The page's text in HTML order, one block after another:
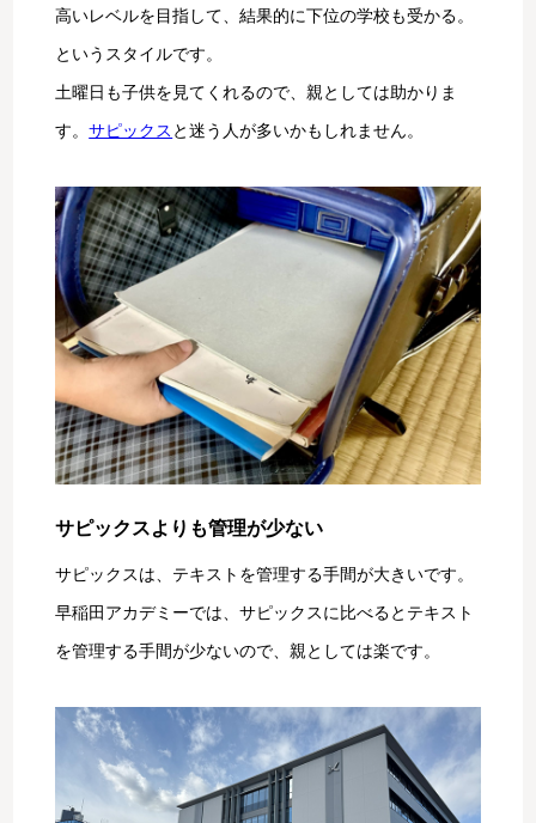
高いレベルを目指して、結果的に下位の学校も受かる。
というスタイルです。
土曜日も子供を見てくれるので、親としては助かりま
す。サピックス と迷う人が多いかもしれません。
サピックスよりも管理が少ない
サピックスは、テキストを管理する手間が大きいです。
早稲田アカデミーでは、サピックスに比べるとテキスト
を管理する手間が少ないので、親としては楽です。